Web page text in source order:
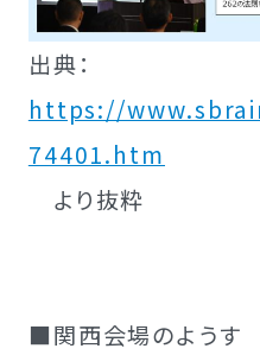
出典：
https://
74401.htm
より抜粋
■関西会場のようす